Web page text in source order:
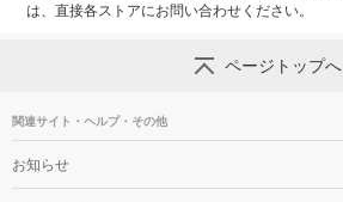
は、直接各ストアにお問い合わせください。
ページトップへ
関連サイト・ヘルプ・その他
お知らせ